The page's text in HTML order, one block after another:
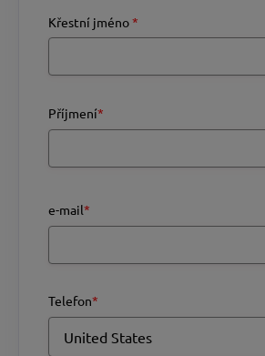
Křestní jméno*
Příjmení*
e-mail*
Telefon*